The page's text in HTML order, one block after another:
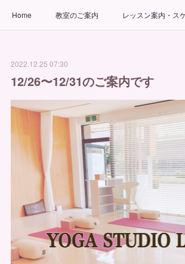
Home 教室のご案内 レッスン案内・ス
出張ヨガ教室
2022.12.25 07:30
12/26〜12/31のご案内です